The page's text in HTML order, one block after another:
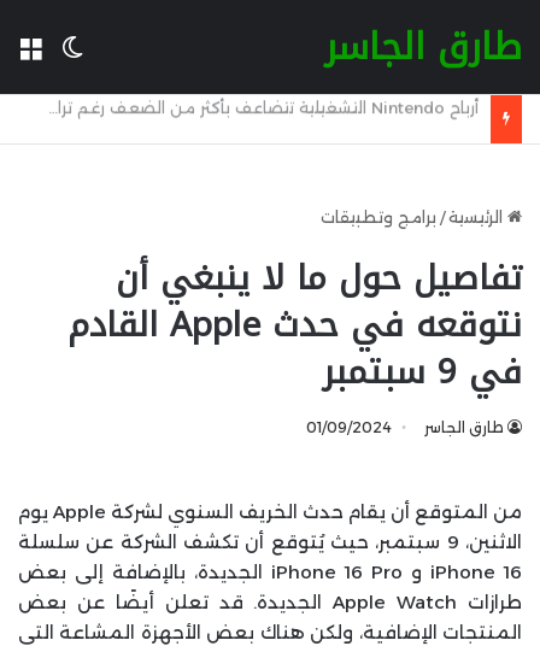
طارق الجاسر
أوروبا تحصل على الضوء الأخضر لبديل Starlink وبدء الإطلاق في 2029
الرئيسية/ برامج وتطبيقات
تفاصيل حول ما لا ينبغي أن
نتوقعه في حدث Apple القادم
في 9 سبتمبر
طارق الجاسر 01/09/2024
من المتوقع أن يقام حدث الخريف السنوي لشركة Apple يوم
الاثنين، 9 سبتمبر، حيث يُتوقع أن تكشف الشركة عن سلسلة
iPhone 16 و iPhone 16 Pro الجديدة، بالإضافة إلى بعض
طرازات Apple Watch الجديدة. قد تعلن أيضًا عن بعض
المنتجات الإضافية، ولكن هناك بعض الأجهزة المشاعة التي